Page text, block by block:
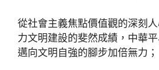
從社會主義焦點價值觀的深刻
力文明建設的斐然成績，中華
邁向文明自強的腳步加倍無力；